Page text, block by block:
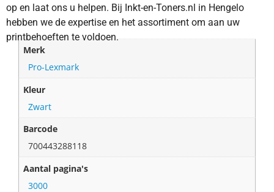
op en laat ons u helpen. Bij Inkt-en-Toners.nl in Hengelo
hebben we de expertise en het assortiment om aan uw
printbehoeften te voldoen.
Merk
Pro-Lexmark
Kleur
Zwart
Barcode
700443288118
Aantal pagina's
3000